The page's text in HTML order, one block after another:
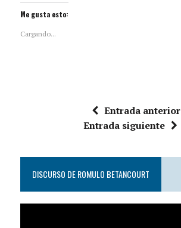
Me gusta esto:
Cargando...
Entrada anterior
Entrada siguiente
DISCURSO DE ROMULO BETANCOURT